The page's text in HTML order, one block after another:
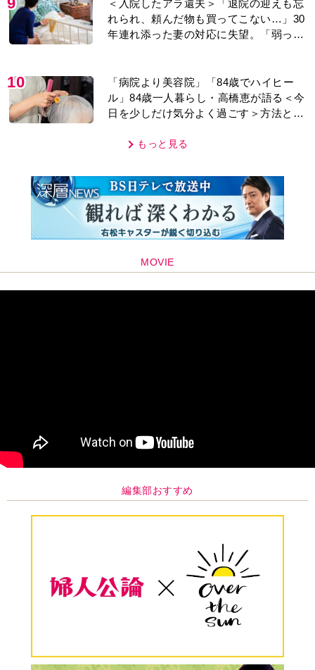
＜入院したアラ還夫＞「退院の迎えも忘
れられ、頼んだ物も買ってこない…」30
年連れ添った妻の対応に失望。「弱った
10
「病院より美容院」「84歳でハイヒー
ル」84歳一人暮らし・高橋恵が語る＜今
日を少しだけ気分よく過ごす＞方法と
もっと見る
MOVIE
編集部おすすめ